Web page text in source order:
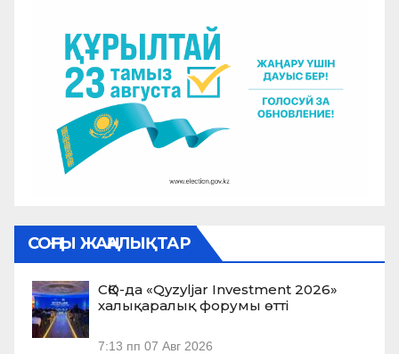
СОҢҒЫ ЖАҢАЛЫҚТАР
СҚО-да «Qyzyljar Investment 2026»
халықаралық форумы өтті
7:13 пп 07 Авг 2026